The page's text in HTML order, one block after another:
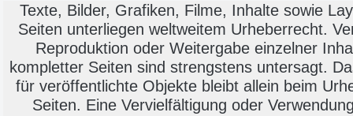
Texte, Bilder, Grafiken, Filme, Inhalte sowie
Seiten unterliegen weltweitem Urheberrecht.
Reproduktion oder Weitergabe einzelner
kompletter Seiten sind strengstens untersagt.
für veröffentlichte Objekte bleibt allein beim
Seiten. Eine Vervielfältigung oder